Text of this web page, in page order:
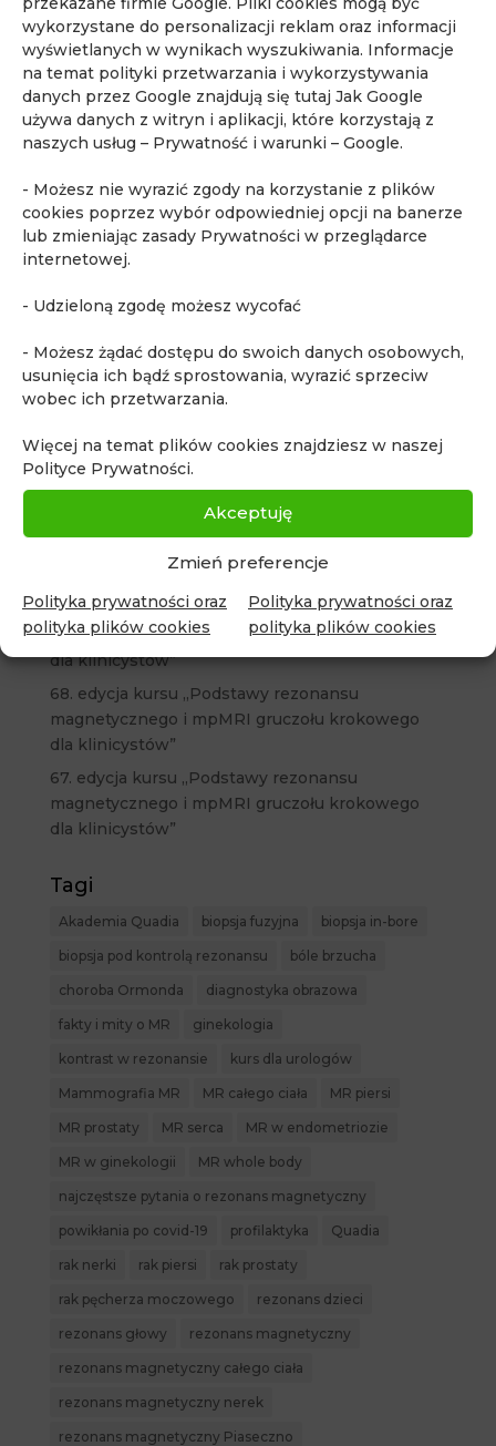
wykorzystane do personalizacji reklam oraz informacji
wyświetlanych w wynikach wyszukiwania. Informacje
na temat polityki przetwarzania i wykorzystywania
danych przez Google znajdują się tutaj Jak Google
używa danych z witryn i aplikacji, które korzystają z
naszych usług – Prywatność i warunki – Google.
- Możesz nie wyrazić zgody na korzystanie z plików
cookies poprzez wybór odpowiedniej opcji na banerze
lub zmieniając zasady Prywatności w przeglądarce
internetowej.
- Udzieloną zgodę możesz wycofać
- Możesz żądać dostępu do swoich danych osobowych,
usunięcia ich bądź sprostowania, wyrazić sprzeciw
wobec ich przetwarzania.
Więcej na temat plików cookies znajdziesz w naszej
Polityce Prywatności.
Akceptuję
Zmień preferencje
Polityka prywatności oraz
polityka plików cookies
Polityka prywatności oraz
polityka plików cookies
Przypadek 18. Monitorowanie w WB-MRI
odpowiedzi na leczenie zaawansowanego
raka piersi.
całego ciała (WB-MRI)
Przypadek 18. Monitorowanie w WB-MRI
odpowiedzi na leczenie zaawansowanego raka
« Starsze wpisy
Najnowsze artykuły
lek. med. Piotr Korzeń
71. edycja kursu „Podstawy rezonansu
69. edycja kursu „Podstawy rezonansu
magnetycznego i mpMRI gruczołu krokowego
dla klinicystów”
68. edycja kursu „Podstawy rezonansu
magnetycznego i mpMRI gruczołu krokowego
dla klinicystów”
67. edycja kursu „Podstawy rezonansu
magnetycznego i mpMRI gruczołu krokowego
dla klinicystów”
Tagi
Akademia Quadia biopsja fuzyjna biopsja in-bore
biopsja pod kontrolą rezonansu bóle brzucha
choroba Ormonda diagnostyka obrazowa
fakty i mity o MR ginekologia
kontrast w rezonansie kurs dla urologów
Mammografia MR MR całego ciała MR piersi
MR prostaty MR serca MR w endometriozie
MR w ginekologii MR whole body
najczęstsze pytania o rezonans magnetyczny
powikłania po covid-19 profilaktyka Quadia
rak nerki rak piersi rak prostaty
rak pęcherza moczowego rezonans dzieci
rezonans głowy rezonans magnetyczny
rezonans magnetyczny całego ciała
rezonans magnetyczny nerek
rezonans magnetyczny Piaseczno